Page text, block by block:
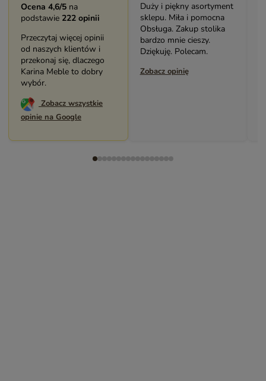
Ocena 4,6/5 na
podstawie 222 opinii
Przeczytaj więcej opinii
od naszych klientów i
przekonaj się, dlaczego
Karina Meble to dobry
wybór.
Zobacz wszystkie
opinie na Google
Duży i piękny asortyment
sklepu. Miła i pomocna
Obsługa. Zakup stolika
bardzo mnie cieszy.
Dziękuję. Polecam.
Zobacz opinię